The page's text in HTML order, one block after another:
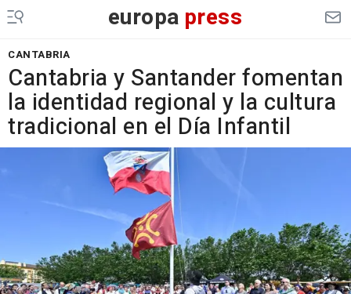
europa press
CANTABRIA
Cantabria y Santander fomentan
la identidad regional y la cultura
tradicional en el Día Infantil